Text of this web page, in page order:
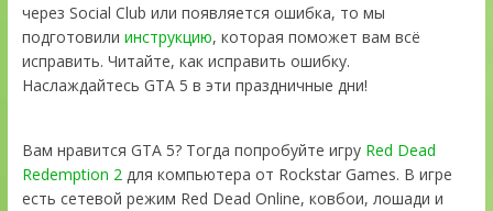
через Social Club или появляется ошибка, то мы
подготовили инструкцию, которая поможет вам всё
исправить. Читайте, как исправить ошибку.
Наслаждайтесь GTA 5 в эти праздничные дни!
Вам нравится GTA 5? Тогда попробуйте игру Red Dead
Redemption 2для компьютера от Rockstar Games. В игре
есть сетевой режим Red Dead Online, ковбои, лошади и